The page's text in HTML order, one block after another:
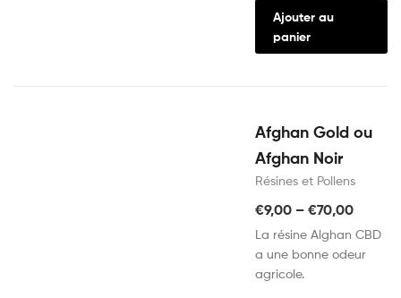
Ajouter au
panier
Afghan Gold ou
Afghan Noir
Résines et Pollens
€9,00 – €70,00
La résine Alghan CBD
a une bonne odeur
agricole.